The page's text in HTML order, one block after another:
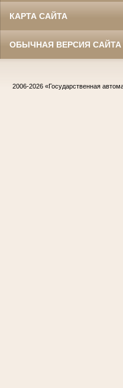
КАРТА САЙТА
ОБЫЧНАЯ ВЕРСИЯ САЙТА
2006-2026 «Государственная